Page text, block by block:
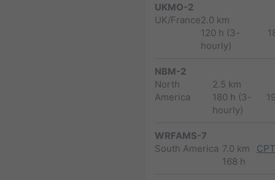
UKMO-2
UK/France2.0 km
120 h (3-
hourly)
NBM-2
North
America
2.5 km
180 h (3-
hourly)
WRFAMS-7
South America 7.0 km
168 h